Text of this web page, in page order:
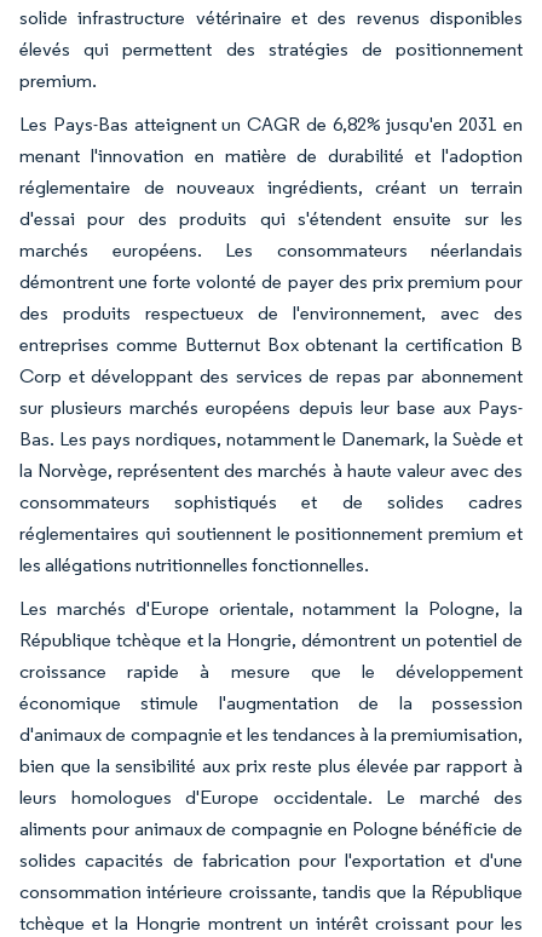
solide infrastructure vétérinaire et des revenus disponibles
élevés qui permettent des stratégies de positionnement
premium.
Les Pays-Bas atteignent un CAGR de 6,82% jusqu'en 2031 en
menant l'innovation en matière de durabilité et l'adoption
réglementaire de nouveaux ingrédients, créant un terrain
d'essai pour des produits qui s'étendent ensuite sur les
marchés européens. Les consommateurs néerlandais
démontrent une forte volonté de payer des prix premium pour
des produits respectueux de l'environnement, avec des
entreprises comme Butternut Box obtenant la certification B
Corp et développant des services de repas par abonnement
sur plusieurs marchés européens depuis leur base aux Pays-
Bas. Les pays nordiques, notamment le Danemark, la Suède et
la Norvège, représentent des marchés à haute valeur avec des
consommateurs sophistiqués et de solides cadres
réglementaires qui soutiennent le positionnement premium et
les allégations nutritionnelles fonctionnelles.
Les marchés d'Europe orientale, notamment la Pologne, la
République tchèque et la Hongrie, démontrent un potentiel de
croissance rapide à mesure que le développement
économique stimule l'augmentation de la possession
d'animaux de compagnie et les tendances à la premiumisation,
bien que la sensibilité aux prix reste plus élevée par rapport à
leurs homologues d'Europe occidentale. Le marché des
aliments pour animaux de compagnie en Pologne bénéficie de
solides capacités de fabrication pour l'exportation et d'une
consommation intérieure croissante, tandis que la République
tchèque et la Hongrie montrent un intérêt croissant pour les